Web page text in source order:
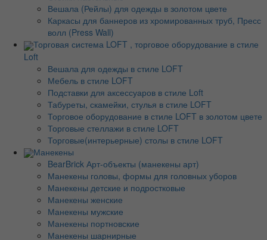
Вешала (Рейлы) для одежды в золотом цвете
Каркасы для баннеров из хромированных труб, Пресс
волл (Press Wall)
Торговая система LOFT , торговое оборудование в стиле
Loft
Вешала для одежды в стиле LOFT
Мебель в стиле LOFT
Подставки для аксессуаров в стиле Loft
Табуреты, скамейки, стулья в стиле LOFT
Торговое оборудование в стиле LOFT в золотом цвете
Торговые стеллажи в стиле LOFT
Торговые(интерьерные) столы в стиле LOFT
Манекены
BearBrick Арт-объекты (манекены арт)
Манекены головы, формы для головных уборов
Манекены детские и подростковые
Манекены женские
Манекены мужские
Манекены портновские
Манекены шарнирные